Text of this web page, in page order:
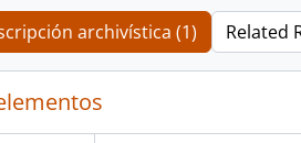
archivística (1) Related